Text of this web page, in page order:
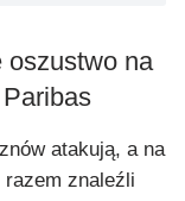
oszustwo na
atakują, a na
znaleźli